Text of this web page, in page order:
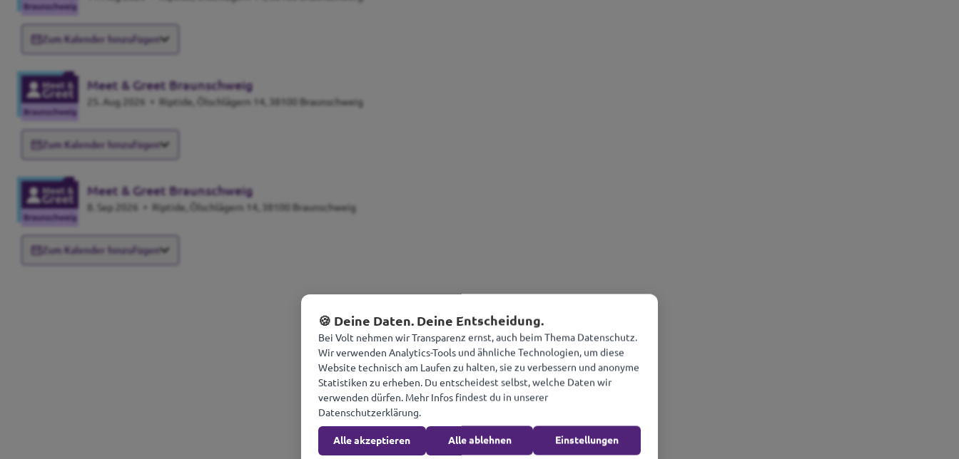
Zum Kalender hinzufügen
Meet & Greet Braunschweig
25. Aug 2026 • Riptide, Ölschlägern 14, 38100 Braunschweig
Zum Kalender hinzufügen
Meet & Greet Braunschweig
8. Sep 2026 • Riptide, Ölschlägern 14, 38100 Braunschweig
Zum Kalender hinzufügen
🍪 Deine Daten. Deine Entscheidung.
Bei Volt nehmen wir Transparenz ernst, auch beim Thema Datenschutz.
Wir verwenden Analytics-Tools und ähnliche Technologien, um diese
Website technisch am Laufen zu halten, sie zu verbessern und anonyme
Statistiken zu erheben. Du entscheidest selbst, welche Daten wir
verwenden dürfen. Mehr Infos findest du in unserer
Datenschutzerklärung.
Alle akzeptieren Alle ablehnen Einstellungen